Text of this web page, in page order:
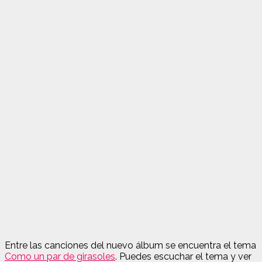
Entre las canciones del nuevo álbum se encuentra el tema
Como un par de girasoles. Puedes escuchar el tema y ver